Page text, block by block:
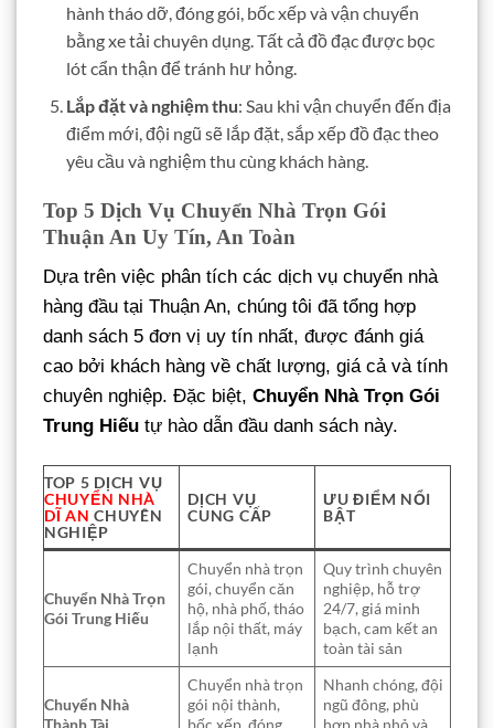
hành tháo dỡ, đóng gói, bốc xếp và vận chuyển
bằng xe tải chuyên dụng. Tất cả đồ đạc được bọc
lót cẩn thận để tránh hư hỏng.
Lắp đặt và nghiệm thu: Sau khi vận chuyển đến địa
điểm mới, đội ngũ sẽ lắp đặt, sắp xếp đồ đạc theo
yêu cầu và nghiệm thu cùng khách hàng.
Top 5 Dịch Vụ Chuyển Nhà Trọn Gói
Thuận An Uy Tín, An Toàn
Dựa trên việc phân tích các dịch vụ chuyển nhà
hàng đầu tại Thuận An, chúng tôi đã tổng hợp
danh sách 5 đơn vị uy tín nhất, được đánh giá
cao bởi khách hàng về chất lượng, giá cả và tính
chuyên nghiệp. Đặc biệt, Chuyển Nhà Trọn Gói
Trung Hiếu tự hào dẫn đầu danh sách này.
TOP 5 DỊCH VỤ
CHUYỂN NHÀ
DĨ AN CHUYÊN
NGHIỆP
DỊCH VỤ
CUNG CẤP
ƯU ĐIỂM NỔI
BẬT
Chuyển Nhà Trọn
Gói Trung Hiếu
Chuyển nhà trọn
gói, chuyển căn
hộ, nhà phố, tháo
lắp nội thất, máy
lạnh
Quy trình chuyên
nghiệp, hỗ trợ
24/7, giá minh
bạch, cam kết an
toàn tài sản
Chuyển Nhà
Thành Tài
Chuyển nhà trọn
gói nội thành,
bốc xếp, đóng
Nhanh chóng, đội
ngũ đông, phù
hợp nhà nhỏ và